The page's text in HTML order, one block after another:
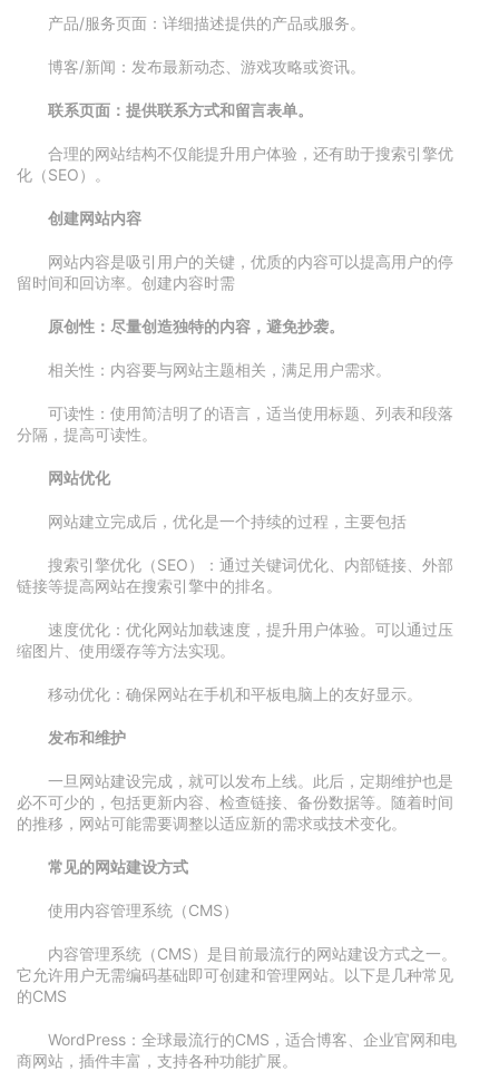
产品/服务页面：详细描述提供的产品或服务。
博客/新闻：发布最新动态、游戏攻略或资讯。
联系页面：提供联系方式和留言表单。
合理的网站结构不仅能提升用户体验，还有助于搜索引擎优
化（SEO）。
创建网站内容
网站内容是吸引用户的关键，优质的内容可以提高用户的停
留时间和回访率。创建内容时需
原创性：尽量创造独特的内容，避免抄袭。
相关性：内容要与网站主题相关，满足用户需求。
可读性：使用简洁明了的语言，适当使用标题、列表和段落
分隔，提高可读性。
网站优化
网站建立完成后，优化是一个持续的过程，主要包括
搜索引擎优化（SEO）：通过关键词优化、内部链接、外部
链接等提高网站在搜索引擎中的排名。
速度优化：优化网站加载速度，提升用户体验。可以通过压
缩图片、使用缓存等方法实现。
移动优化：确保网站在手机和平板电脑上的友好显示。
发布和维护
一旦网站建设完成，就可以发布上线。此后，定期维护也是
必不可少的，包括更新内容、检查链接、备份数据等。随着时间
的推移，网站可能需要调整以适应新的需求或技术变化。
常见的网站建设方式
使用内容管理系统（CMS）
内容管理系统（CMS）是目前最流行的网站建设方式之一。
它允许用户无需编码基础即可创建和管理网站。以下是几种常见
的CMS
WordPress：全球最流行的CMS，适合博客、企业官网和电
商网站，插件丰富，支持各种功能扩展。